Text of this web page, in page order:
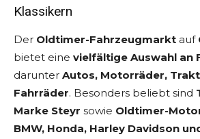
Klassikern
Der Oldtimer-Fahrzeugmarkt auf
bietet eine vielfältige Auswahl an
darunter Autos, Motorräder,
Fahrräder. Besonders beliebt sind
Marke Steyr sowie Oldtimer-
BMW, Honda, Harley Davidson